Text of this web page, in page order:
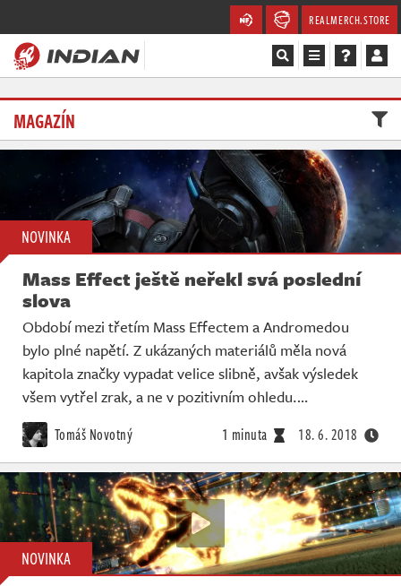
REALMERCH.STORE
Magazín
Recenze
Videa
Soutěže
Databáze
Komunita
Redakce
Živě
MAGAZÍN
NOVINKA
Mass Effect ještě neřekl svá poslední
slova
Období mezi třetím Mass Effectem a Andromedou
bylo plné napětí. Z ukázaných materiálů měla nová
kapitola značky vypadat velice slibně, avšak výsledek
všem vytřel zrak, a ne v pozitivním ohledu.…
Tomáš Novotný 1 minuta 18. 6. 2018
NOVINKA